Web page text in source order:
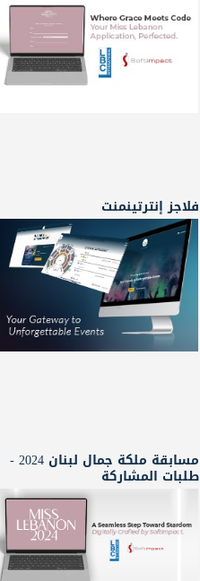
فلاجز إنترتينمنت
مسابقة ملكة جمال لبنان 2024 -
طلبات المشاركة